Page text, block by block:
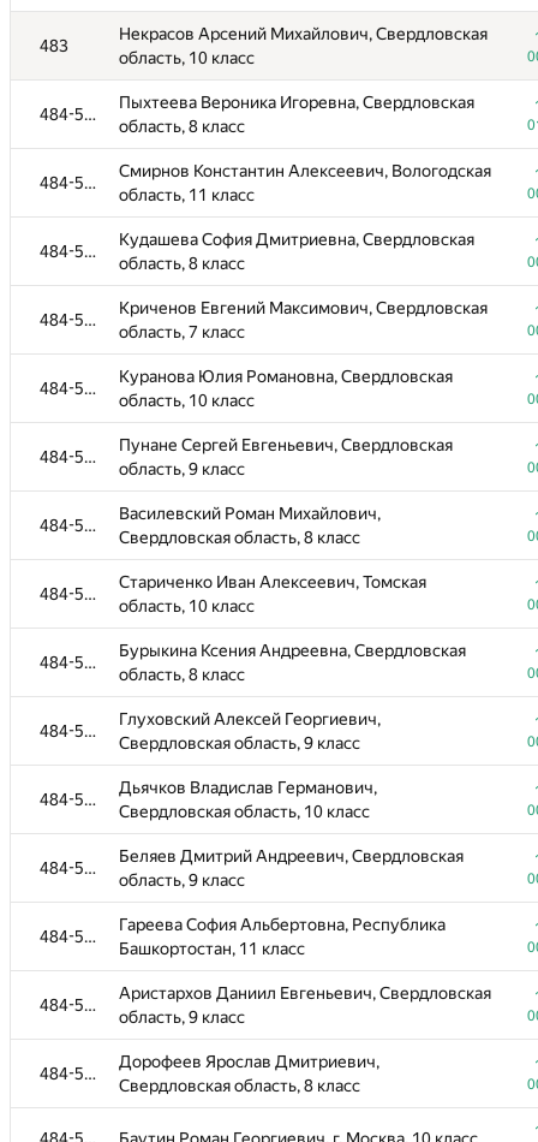
483
Некрасов Арсений Михайлович, Свердловская
область, 10 класс
484-585
Пыхтеева Вероника Игоревна, Свердловская
область, 8 класс
484-585
Смирнов Константин Алексеевич, Вологодская
область, 11 класс
484-585
Кудашева София Дмитриевна, Свердловская
область, 8 класс
484-585
Криченов Евгений Максимович, Свердловская
область, 7 класс
484-585
Куранова Юлия Романовна, Свердловская
область, 10 класс
484-585
Пунане Сергей Евгеньевич, Свердловская
область, 9 класс
484-585
Василевский Роман Михайлович,
Свердловская область, 8 класс
484-585
Стариченко Иван Алексеевич, Томская
область, 10 класс
484-585
Бурыкина Ксения Андреевна, Свердловская
область, 8 класс
484-585
Глуховский Алексей Георгиевич,
Свердловская область, 9 класс
484-585
Дьячков Владислав Германович,
Свердловская область, 10 класс
484-585
Беляев Дмитрий Андреевич, Свердловская
область, 9 класс
484-585
Гареева София Альбертовна, Республика
Башкортостан, 11 класс
484-585
Аристархов Даниил Евгеньевич, Свердловская
область, 9 класс
484-585
Дорофеев Ярослав Дмитриевич,
Свердловская область, 8 класс
Волков Владимир Юрьевич, Санкт-Петербург,
11 класс
Ваганов Константин Евгеньевич,
Свердловская область, 11 класс
Зейбель Андрей Витальевич, Краснодарский
край, 10 класс
Ардашев Данил Алексеевич, Свердловская
область, 9 класс
Макаров Дмитрий Сергеевич, Московская
область, 10 класс
Бобыкин Степан Алексеевич, Свердловская
область, 7 класс
Бездверная Полина Вячеславовна, Самарская
область, 11 класс
Малаха Антон Николаевич, Самарская область,
9 класс
Гадыев Данил Артемович, Свердловская
область, 10 класс
Лобанов Александр Константинович,
Свердловская область, 11 класс
Нелюбин Максим Андреевич, Республика
Хакасия, 11 класс
Пихтелев Михаил Валерьевич, Мурманская
область, 11 класс
Баданов Иван Вячеславович, Мурманская
область, 11 класс
Губин Павел Сергеевич, Свердловская
область, 10 класс
Дегтев Максим Алексеевич, Воронежская
область, 10 класс
Заболотский Илья Александрович,
Свердловская область, 8 класс
Коробейников Павел Ильич, Свердловская
область, 7 класс